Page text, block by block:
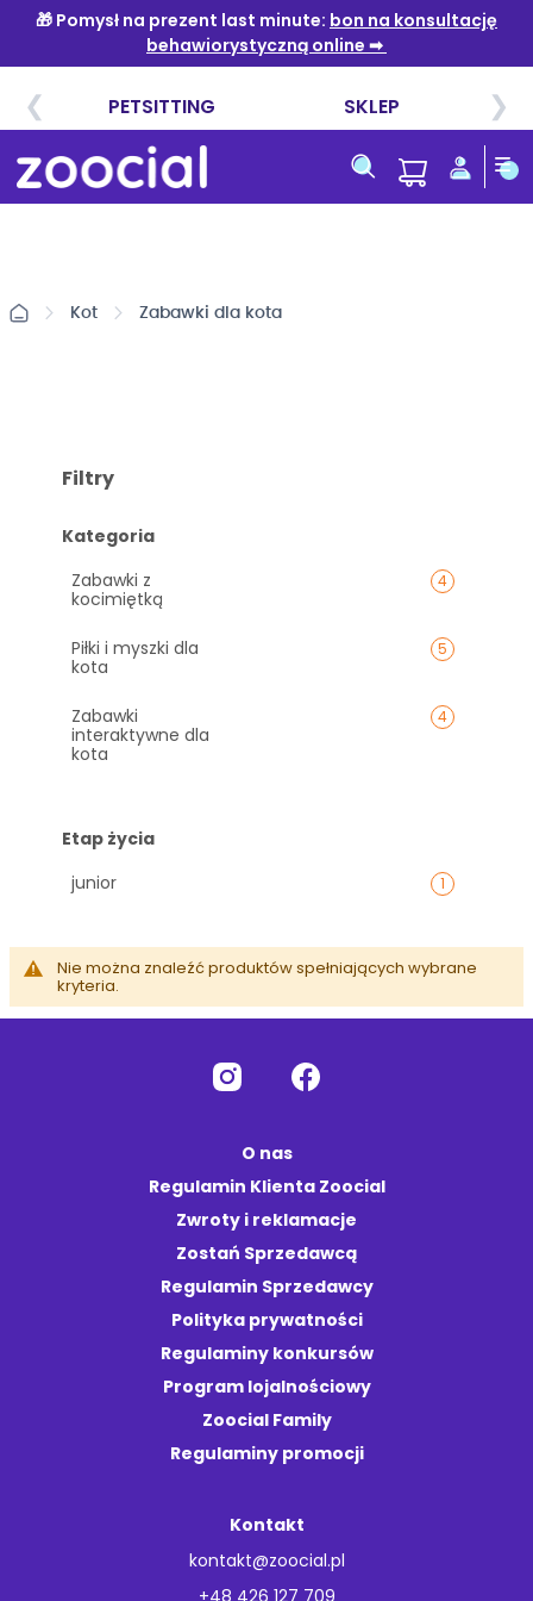
do
treści
Kot Zabawki dla kota
Nie można znaleźć produktów spełniających wybrane
kryteria.
Filtry
Kategoria
Zabawki z
kocimiętką
4
Piłki i myszki dla
kota
5
Zabawki
interaktywne dla
kota
4
Etap życia
junior
1
O nas
Regulamin Klienta Zoocial
Zwroty i reklamacje
Zostań Sprzedawcą
Regulamin Sprzedawcy
Polityka prywatności
Regulaminy konkursów
Program lojalnościowy
Zoocial Family
Regulaminy promocji
Kontakt
kontakt@zoocial.pl
+48 426 127 709